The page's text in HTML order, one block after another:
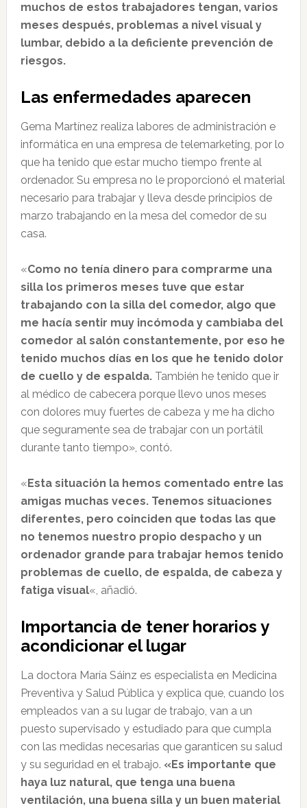
muchos de estos trabajadores tengan, varios
meses después, problemas a nivel visual y
lumbar, debido a la deficiente prevención de
riesgos.
Las enfermedades aparecen
Gema Martínez realiza labores de administración e
informática en una empresa de telemarketing, por lo
que ha tenido que estar mucho tiempo frente al
ordenador. Su empresa no le proporcionó el material
necesario para trabajar y lleva desde principios de
marzo trabajando en la mesa del comedor de su
casa.
«Como no tenía dinero para comprarme una
silla los primeros meses tuve que estar
trabajando con la silla del comedor, algo que
me hacía sentir muy incómoda y cambiaba del
comedor al salón constantemente, por eso he
tenido muchos días en los que he tenido dolor
de cuello y de espalda.También he tenido que ir
al médico de cabecera porque llevo unos meses
con dolores muy fuertes de cabeza y me ha dicho
que seguramente sea de trabajar con un portátil
durante tanto tiempo», contó.
«Esta situación la hemos comentado entre las
amigas muchas veces. Tenemos situaciones
diferentes, pero coinciden que todas las que
no tenemos nuestro propio despacho y un
ordenador grande para trabajar hemos tenido
problemas de cuello, de espalda, de cabeza y
fatiga visual«, añadió.
Importancia de tener horarios y
acondicionar el lugar
La doctora María Sáinz es especialista en Medicina
Preventiva y Salud Pública y explica que, cuando los
empleados van a su lugar de trabajo, van a un
puesto supervisado y estudiado para que cumpla
con las medidas necesarias que garanticen su salud
y su seguridad en el trabajo. «Es importante que
haya luz natural, que tenga una buena
ventilación, una buena silla y un buen material